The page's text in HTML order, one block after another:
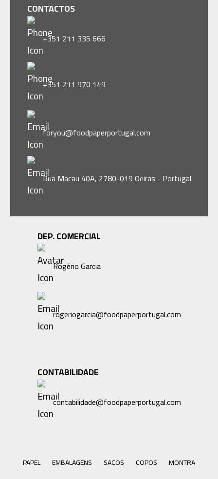
CONTACTOS
+351 211 335 666
+351 211 970 149
foryou@foodpaperportugal.com
Rua Macau 40A, 2780-019 Oeiras - Portugal
DEP. COMERCIAL
Rogério Garcia
rogeriogarcia@foodpaperportugal.com
CONTABILIDADE
contabilidade@foodpaperportugal.com
PAPEL EMBALAGENS SACOS COPOS
MONTRA